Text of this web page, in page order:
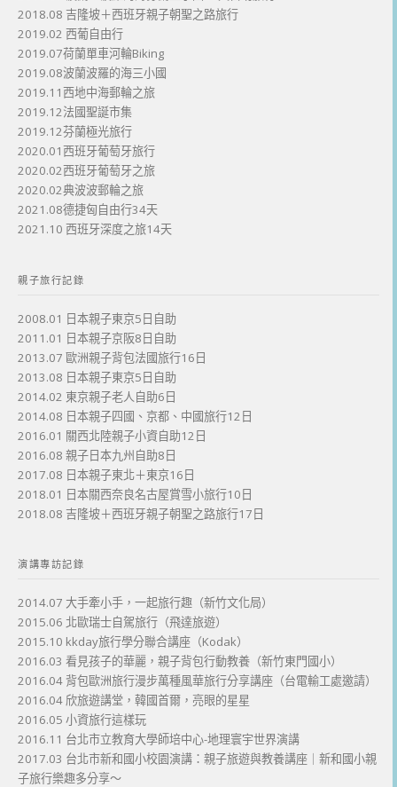
2018.08 吉隆坡＋西班牙親子朝聖之路旅行
2019.02 西葡自由行
2019.07荷蘭單車河輪Biking
2019.08波蘭波羅的海三小國
2019.11西地中海郵輪之旅
2019.12法國聖誕市集
2019.12芬蘭極光旅行
2020.01西班牙葡萄牙旅行
2020.02西班牙葡萄牙之旅
2020.02典波波郵輪之旅
2021.08德捷匈自由行34天
2021.10 西班牙深度之旅14天
親子旅行記錄
2008.01 日本親子東京5日自助
2011.01 日本親子京阪8日自助
2013.07 歐洲親子背包法國旅行16日
2013.08 日本親子東京5日自助
2014.02 東京親子老人自助6日
2014.08 日本親子四國、京都、中國旅行12日
2016.01 關西北陸親子小資自助12日
2016.08 親子日本九州自助8日
2017.08 日本親子東北＋東京16日
2018.01 日本關西奈良名古屋賞雪小旅行10日
2018.08 吉隆坡＋西班牙親子朝聖之路旅行17日
演講專訪記錄
2014.07 大手牽小手，一起旅行趣（新竹文化局）
2015.06 北歐瑞士自駕旅行（飛達旅遊）
2015.10 kkday旅行學分聯合講座（Kodak）
2016.03 看見孩子的華麗，親子背包行動教養（新竹東門國小）
2016.04 背包歐洲旅行漫步萬種風華旅行分享講座（台電輸工處邀請）
2016.04 欣旅遊講堂，韓國首爾，亮眼的星星
2016.05 小資旅行這樣玩
2016.11 台北市立教育大學師培中心-地理寰宇世界演講
2017.03 台北市新和國小校園演講：親子旅遊與教養講座｜新和國小親
子旅行樂趣多分享～